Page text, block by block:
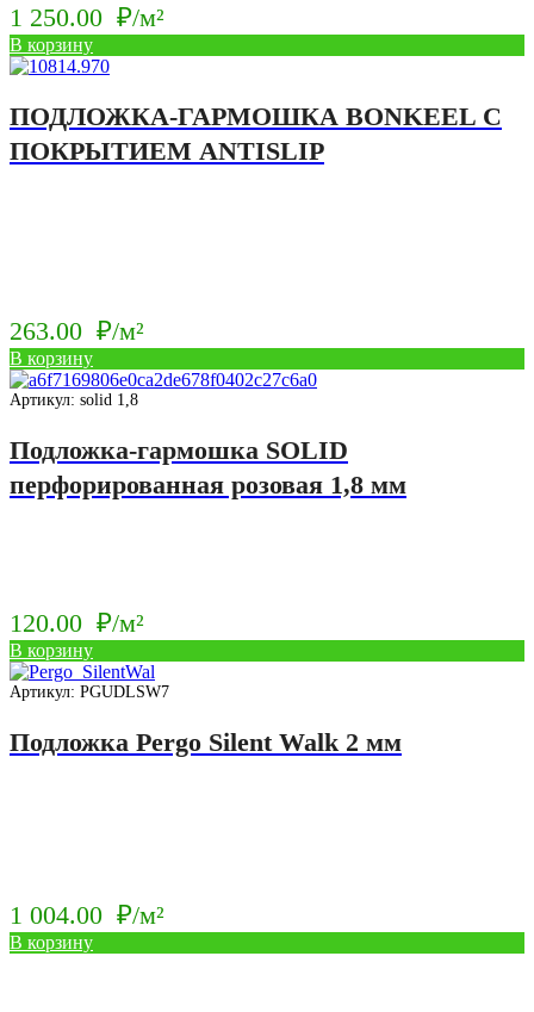
1 250.00 ₽/м²
В корзину
ПОДЛОЖКА-ГАРМОШКА BONKEEL С
ПОКРЫТИЕМ ANTISLIP
263.00 ₽/м²
В корзину
Артикул: solid 1,8
Подложка-гармошка SOLID
перфорированная розовая 1,8 мм
120.00 ₽/м²
В корзину
Артикул: PGUDLSW7
Подложка Pergo Silent Walk 2 мм
1 004.00 ₽/м²
В корзину